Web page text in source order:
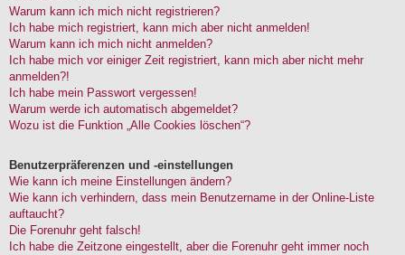
Warum kann ich mich nicht registrieren?
Ich habe mich registriert, kann mich aber nicht anmelden!
Warum kann ich mich nicht anmelden?
Ich habe mich vor einiger Zeit registriert, kann mich aber nicht mehr
anmelden?!
Ich habe mein Passwort vergessen!
Warum werde ich automatisch abgemeldet?
Wozu ist die Funktion „Alle Cookies löschen“?
Benutzerpräferenzen und -einstellungen
Wie kann ich meine Einstellungen ändern?
Wie kann ich verhindern, dass mein Benutzername in der Online-Liste
auftaucht?
Die Forenuhr geht falsch!
Ich habe die Zeitzone eingestellt, aber die Forenuhr geht immer noch